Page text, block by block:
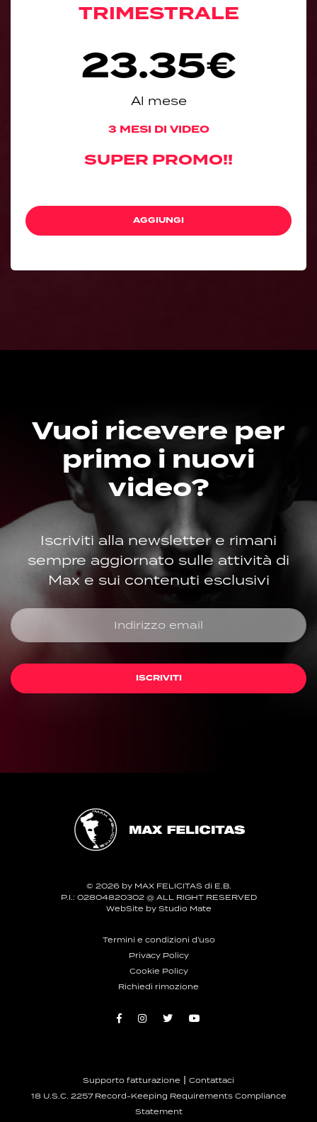
TRIMESTRALE
23.35€
Al mese
3 MESI DI VIDEO
SUPER PROMO!!
AGGIUNGI
Vuoi ricevere per
primo i nuovi
video?
Iscriviti alla newsletter e rimani
sempre aggiornato sulle attività di
Max e sui contenuti esclusivi
ISCRIVITI
© 2026 by MAX FELICITAS di E.B.
P.I.: 02804820302 @ ALL RIGHT RESERVED
WebSite byStudio Mate
Termini e condizioni d'uso
Privacy Policy
Cookie Policy
Richiedi rimozione
Supporto fatturazione | Contattaci
18 U.S.C. 2257 Record-Keeping Requirements Compliance
Statement